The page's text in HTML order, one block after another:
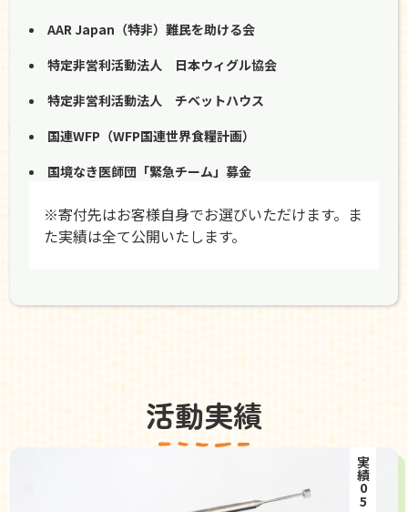
AAR Japan（特非）難民を助ける会
特定非営利活動法人 日本ウィグル協会
特定非営利活動法人 チベットハウス
国連WFP（WFP国連世界食糧計画）
国境なき医師団「緊急チーム」募金
※寄付先はお客様自身でお選びいただけます。ま
た実績は全て公開いたします。
活動実績
実績05